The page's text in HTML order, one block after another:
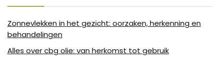
Zonnevlekken in het gezicht: oorzaken, herkenning en
behandelingen
Alles over cbg olie: van herkomst tot gebruik